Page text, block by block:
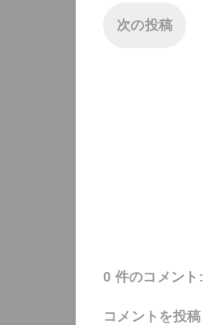
次の投稿
0 件のコメント:
コメントを投稿